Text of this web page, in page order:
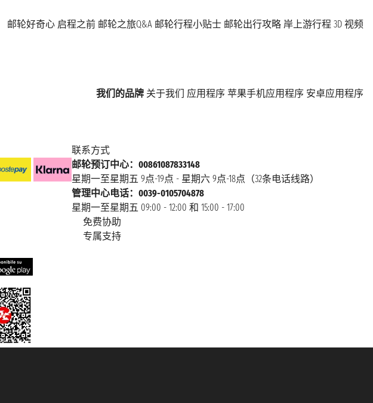
邮轮好奇心 启程之前 邮轮之旅Q&A 邮轮行程小贴士 邮轮出行攻略 岸上游行程 3D 视频
我们的品牌 关于我们 应用程序 苹果手机应用程序 安卓应用程序
联系方式
邮轮预订中心：00861087833148
星期一至星期五 9点-19点 - 星期六 9点-18点（32条电话线路）
管理中心电话：0039-0105704878
星期一至星期五 09:00 - 12:00 和 15:00 - 17:00
免费协助
专属支持